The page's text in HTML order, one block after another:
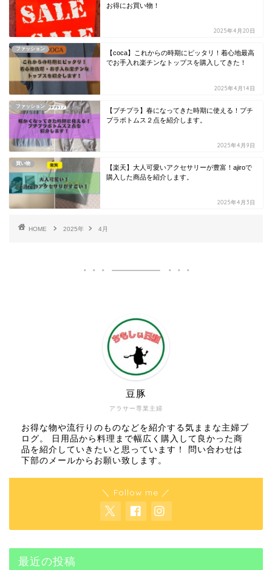
お得にお買い物！
2025年4月20日
ファッション
【coca】これからの時期にピッタリ！着心地最高
でお手入れ楽チンなトップスを購入してきた！
2025年4月14日
ファッション
【プチプラ】春になってきた時期に使える！プチ
プラボトムス２点を紹介します。
2025年4月9日
買い物
【楽天】大人可愛いアクセサリーが豊富！ajiroで
購入した商品を紹介します。
2025年4月3日
HOME 2025年 4月
アラサー専業主婦
豆豚
お得な物や流行りのものなどを紹介する気ままな主婦ブ
ログ。 日用品から料理まで幅広く購入して良かった商
品を紹介していきたいと思っています！ 問い合わせは
下部のメールからお願い致します。
＼ Follow me ／
最近の投稿